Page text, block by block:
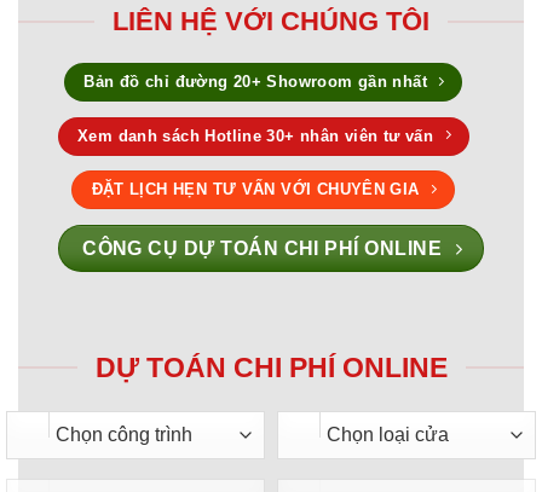
LIÊN HỆ VỚI CHÚNG TÔI
Bản đồ chỉ đường 20+ Showroom gần nhất
Xem danh sách Hotline 30+ nhân viên tư vấn
ĐẶT LỊCH HẸN TƯ VẤN VỚI CHUYÊN GIA
CÔNG CỤ DỰ TOÁN CHI PHÍ ONLINE
DỰ TOÁN CHI PHÍ ONLINE